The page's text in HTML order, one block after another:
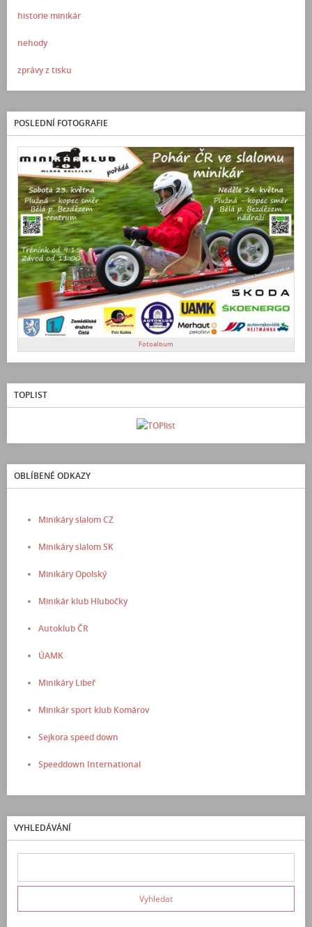
historie minikár
nehody
zprávy z tisku
POSLEDNÍ FOTOGRAFIE
Fotoalbum
TOPLIST
OBLÍBENÉ ODKAZY
Minikáry slalom CZ
Minikáry slalom SK
Minikáry Opolský
Minikár klub Hlubočky
Autoklub ČR
ÚAMK
Minikáry Libeř
Minikár sport klub Komárov
Sejkora speed down
Speeddown International
VYHLEDÁVÁNÍ